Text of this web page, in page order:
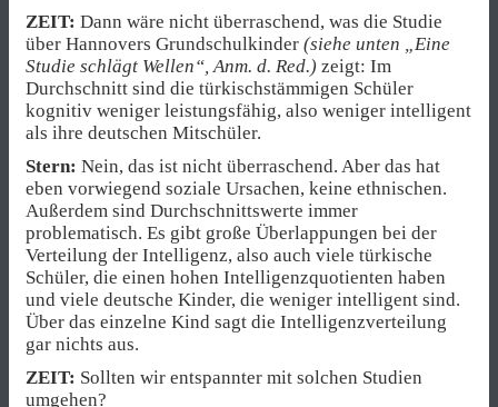
ZEIT: Dann wäre nicht überraschend, was die Studie
über Hannovers Grundschulkinder (siehe unten „Eine
Studie schlägt Wellen“, Anm. d. Red.) zeigt: Im
Durchschnitt sind die türkischstämmigen Schüler
kognitiv weniger leistungsfähig, also weniger intelligent
als ihre deutschen Mitschüler.
Stern: Nein, das ist nicht überraschend. Aber das hat
eben vorwiegend soziale Ursachen, keine ethnischen.
Außerdem sind Durchschnittswerte immer
problematisch. Es gibt große Überlappungen bei der
Verteilung der Intelligenz, also auch viele türkische
Schüler, die einen hohen Intelligenzquotienten haben
und viele deutsche Kinder, die weniger intelligent sind.
Über das einzelne Kind sagt die Intelligenzverteilung
gar nichts aus.
ZEIT: Sollten wir entspannter mit solchen Studien
umgehen?